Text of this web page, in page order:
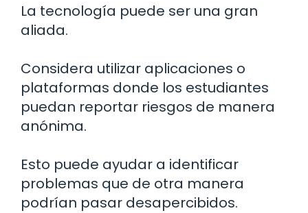
La tecnología puede ser una gran
aliada.
Considera utilizar aplicaciones o
plataformas donde los estudiantes
puedan reportar riesgos de manera
anónima.
Esto puede ayudar a identificar
problemas que de otra manera
podrían pasar desapercibidos.